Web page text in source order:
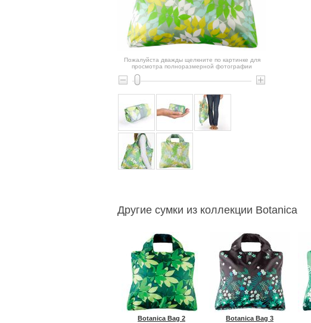
Пожалуйста дважды щелкните по картинке для
просмотра полноразмерной фотографии
Другие сумки из коллекции Botanica
Botanica Bag 2 Botanica Bag 3